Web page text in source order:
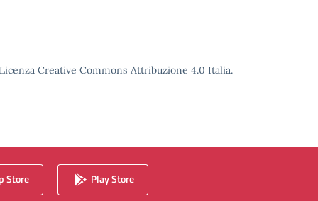
Creative Commons Attribuzione 4.0 Italia.
Store Play Store